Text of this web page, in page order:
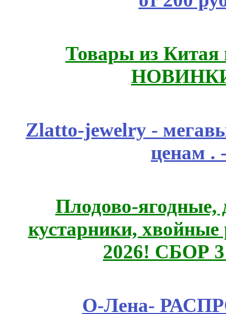
Товары из Китая
Zlatto-jewelry -
ценам .
Плодово-ягодные,
кустарники,
2026! СБОР
О-Лена-